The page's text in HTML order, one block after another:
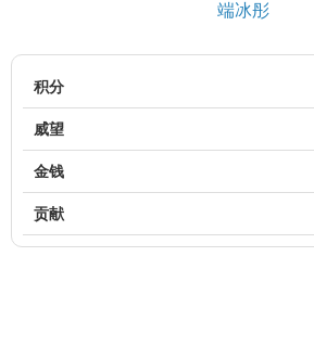
端冰彤
积分
威望
金钱
贡献